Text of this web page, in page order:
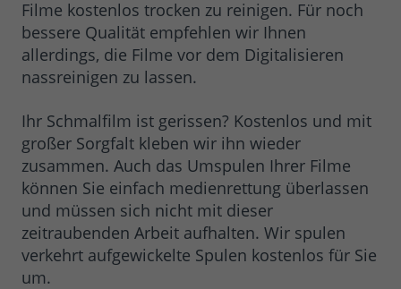
Filme kostenlos trocken zu reinigen. Für noch
bessere Qualität empfehlen wir Ihnen
allerdings, die Filme vor dem Digitalisieren
nassreinigen zu lassen.
Ihr Schmalfilm ist gerissen? Kostenlos und mit
großer Sorgfalt kleben wir ihn wieder
zusammen. Auch das Umspulen Ihrer Filme
können Sie einfach medienrettung überlassen
und müssen sich nicht mit dieser
zeitraubenden Arbeit aufhalten. Wir spulen
verkehrt aufgewickelte Spulen kostenlos für Sie
um.